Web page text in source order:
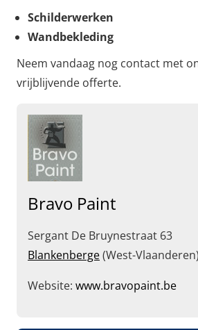
Schilderwerken
Wandbekleding
Neem vandaag nog contact met
vrijblijvende offerte.
Bravo Paint
Sergant De Bruynestraat 63
Blankenberge(West-Vlaanderen)
Website: www.bravopaint.be